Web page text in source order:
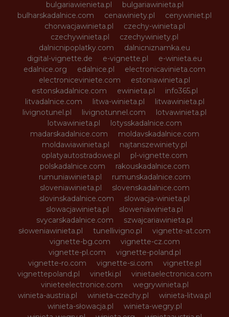
bulgariawienieta.pl
bulgariawinieta.pl
bulharskadalnice.com
cenawiniety.pl
cenywiniet.pl
chorwacjawinieta.pl
czechy-winieta.pl
czechywinieta.pl
czechywiniety.pl
dalnicnipoplatky.com
dalnicniznamka.eu
digital-vignette.de
e-vignette.pl
e-winieta.eu
edalnice.org
edalnice.pl
electronicavinieta.com
electroniceviniete.com
estoniawinieta.pl
estonskadalnice.com
ewinieta.pl
info365.pl
litvadalnice.com
litwa-winieta.pl
litwawinieta.pl
livignotunel.pl
livignotunnel.com
lotvawinieta.pl
lotwawinieta.pl
lotysskadalnice.com
madarskadalnice.com
moldavskadalnice.com
moldawiawinieta.pl
najtanszewiniety.pl
oplatyautostradowe.pl
pl-vignette.com
polskadalnice.com
rakouskadalnice.com
rumuniawinieta.pl
rumunskadalnice.com
sloveniawinieta.pl
slovenskadalnice.com
slovinskadalnice.com
slowacja-winieta.pl
slowacjawinieta.pl
sloweniawinieta.pl
svycarskadalnice.com
szwajcariawinieta.pl
słoweniawinieta.pl
tunellivigno.pl
vignette-at.com
vignette-bg.com
vignette-cz.com
vignette-pl.com
vignette-poland.pl
vignette-ro.com
vignette-si.com
vignette.pl
vignettepoland.pl
vinetki.pl
vinietaelectronica.com
vinieteelectronice.com
wegrywinieta.pl
winieta-austria.pl
winieta-czechy.pl
winieta-litwa.pl
winieta-słowacja.pl
winieta-wegry.pl